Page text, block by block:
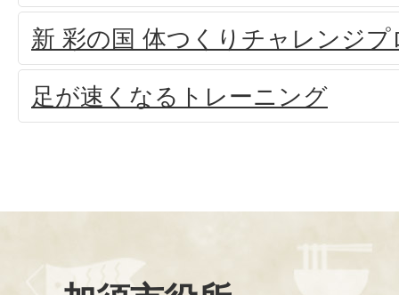
新 彩の国 体つくりチャレンジ
足が速くなるトレーニング